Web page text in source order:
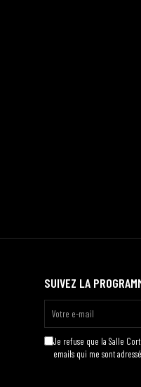
SUIVEZ LA
Je refuse que la Salle
emails qui me sont